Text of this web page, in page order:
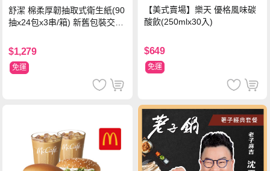
舒潔 棉柔厚韌抽取式衛生紙(90
抽x24包x3串/箱) 新舊包裝交替
$1,279
免運
【美式賣場】樂天 優格風味碳
酸飲(250mlx30入)
$649
免運